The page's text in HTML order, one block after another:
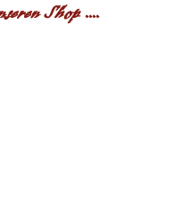
Shop ....